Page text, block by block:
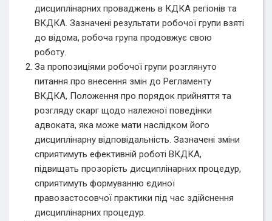
дисциплінарних проваджень в КДКА регіонів та
ВКДКА. Зазначені результати робочої групи взяті
до відома, робоча група продовжує свою
роботу.
За пропозиціями робочої групи розглянуто
питання про внесення змін до Регламенту
ВКДКА, Положення про порядок прийняття та
розгляду скарг щодо належної поведінки
адвоката, яка може мати наслідком його
дисциплінарну відповідальність. Зазначені зміни
сприятимуть ефективній роботі ВКДКА,
підвищать прозорість дисциплінарних процедур,
сприятимуть формуванню єдиної
правозастосовчої практики під час здійснення
дисциплінарних процедур.